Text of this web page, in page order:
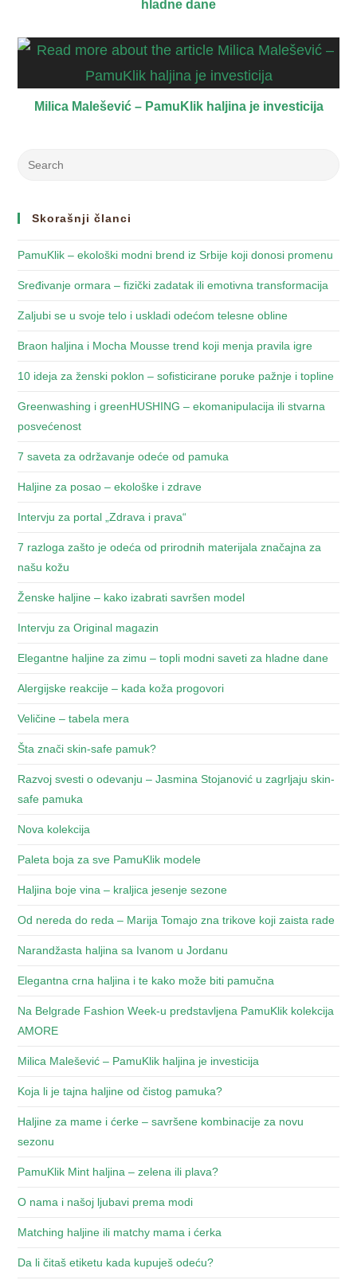
hladne dane
Milica Malešević – PamuKlik haljina je investicija
Skorašnji članci
PamuKlik – ekološki modni brend iz Srbije koji donosi promenu
Sređivanje ormara – fizički zadatak ili emotivna transformacija
Zaljubi se u svoje telo i uskladi odećom telesne obline
Braon haljina i Mocha Mousse trend koji menja pravila igre
10 ideja za ženski poklon – sofisticirane poruke pažnje i topline
Greenwashing i greenHUSHING – ekomanipulacija ili stvarna
posvećenost
7 saveta za održavanje odeće od pamuka
Haljine za posao – ekološke i zdrave
Intervju za portal „Zdrava i prava“
7 razloga zašto je odeća od prirodnih materijala značajna za
našu kožu
Ženske haljine – kako izabrati savršen model
Intervju za Original magazin
Elegantne haljine za zimu – topli modni saveti za hladne dane
Alergijske reakcije – kada koža progovori
Veličine – tabela mera
Šta znači skin-safe pamuk?
Razvoj svesti o odevanju – Jasmina Stojanović u zagrljaju skin-
safe pamuka
Nova kolekcija
Paleta boja za sve PamuKlik modele
Haljina boje vina – kraljica jesenje sezone
Od nereda do reda – Marija Tomajo zna trikove koji zaista rade
Narandžasta haljina sa Ivanom u Jordanu
Elegantna crna haljina i te kako može biti pamučna
Na Belgrade Fashion Week-u predstavljena PamuKlik kolekcija
AMORE
Milica Malešević – PamuKlik haljina je investicija
Koja li je tajna haljine od čistog pamuka?
Haljine za mame i ćerke – savršene kombinacije za novu
sezonu
PamuKlik Mint haljina – zelena ili plava?
O nama i našoj ljubavi prema modi
Matching haljine ili matchy mama i ćerka
Da li čitaš etiketu kada kupuješ odeću?